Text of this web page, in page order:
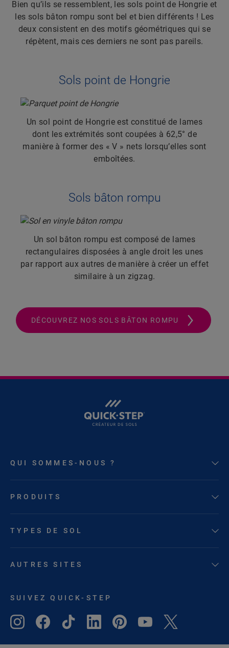
Bien qu’ils se ressemblent, les sols point de Hongrie et
les sols bâton rompu sont bel et bien différents ! Les
deux consistent en des motifs géométriques qui se
répètent, mais ces derniers ne sont pas pareils.
Sols point de Hongrie
Un sol point de Hongrie est constitué de lames
dont les extrémités sont coupées à 62,5° de
manière à former des « V » nets lorsqu’elles sont
emboîtées.
Sols bâton rompu
Un sol bâton rompu est composé de lames
rectangulaires disposées à angle droit les unes
par rapport aux autres de manière à créer un effet
similaire à un zigzag.
DÉCOUVREZ NOS SOLS BÂTON ROMPU
QUI SOMMES-NOUS ?
PRODUITS
TYPES DE SOL
AUTRES SITES
SUIVEZ QUICK-STEP